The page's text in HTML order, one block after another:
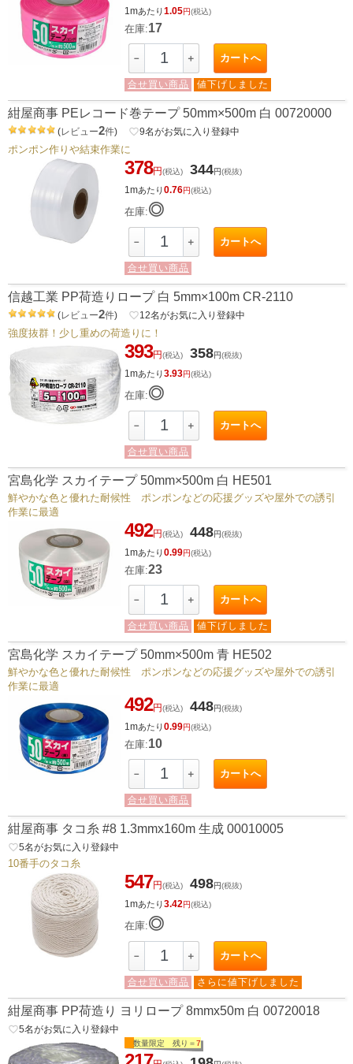
1mあたり1.05円(税込)
在庫:17
－ ＋ カートへ
合せ買い商品 値下げしました
紺屋商事 PEレコード巻テープ 50mm×500m 白 00720000
(レビュー2件) favorite_border9名がお気に入り登録中
ポンポン作りや結束作業に
378円(税込) 344円(税抜)
1mあたり0.76円(税込)
在庫:◎
－ ＋ カートへ
合せ買い商品
信越工業 PP荷造りロープ 白 5mm×100m CR-2110
(レビュー2件) favorite_border12名がお気に入り登録中
強度抜群！少し重めの荷造りに！
393円(税込) 358円(税抜)
1mあたり3.93円(税込)
在庫:◎
－ ＋ カートへ
合せ買い商品
宮島化学 スカイテープ 50mm×500m 白 HE501
鮮やかな色と優れた耐候性 ポンポンなどの応援グッズや屋外での誘引
作業に最適
492円(税込) 448円(税抜)
1mあたり0.99円(税込)
在庫:23
－ ＋ カートへ
合せ買い商品 値下げしました
宮島化学 スカイテープ 50mm×500m 青 HE502
鮮やかな色と優れた耐候性 ポンポンなどの応援グッズや屋外での誘引
作業に最適
492円(税込) 448円(税抜)
1mあたり0.99円(税込)
在庫:10
－ ＋ カートへ
合せ買い商品
紺屋商事 タコ糸 #8 1.3mmx160m 生成 00010005
favorite_border5名がお気に入り登録中
10番手のタコ糸
547円(税込) 498円(税抜)
1mあたり3.42円(税込)
在庫:◎
－ ＋ カートへ
合せ買い商品 さらに値下げしました
紺屋商事 PP荷造り ヨリロープ 8mmx50m 白 00720018
favorite_border5名がお気に入り登録中
数量限定 残り＝7